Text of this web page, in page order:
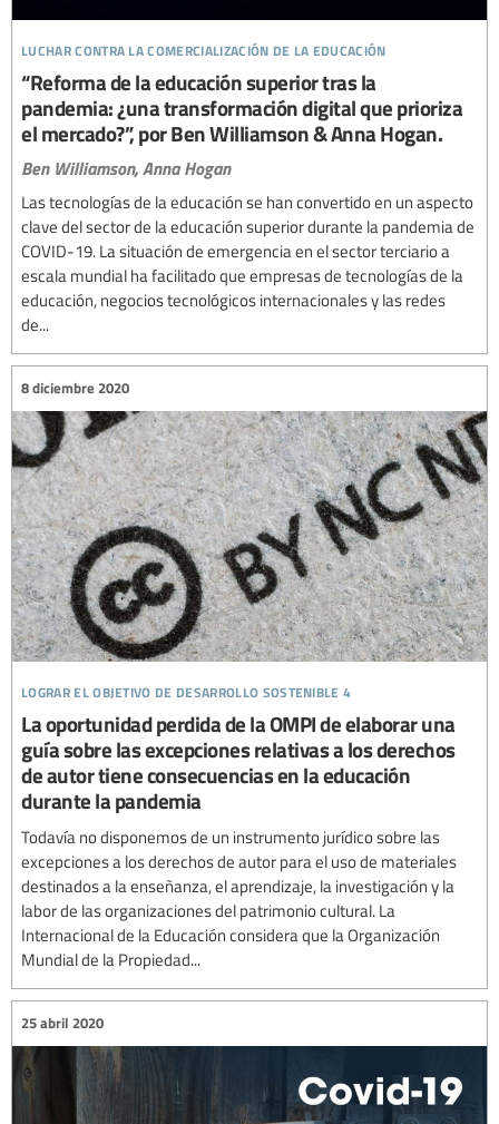
luchar contra la comercialización de la educación
“Reforma de la educación superior tras la
pandemia: ¿una transformación digital que prioriza
el mercado?”, por Ben Williamson & Anna Hogan.
Ben Williamson,Anna Hogan
Las tecnologías de la educación se han convertido en un aspecto
clave del sector de la educación superior durante la pandemia de
COVID-19. La situación de emergencia en el sector terciario a
escala mundial ha facilitado que empresas de tecnologías de la
educación, negocios tecnológicos internacionales y las redes
de...
lograr el objetivo de desarrollo sostenible 4
8 diciembre 2020
La oportunidad perdida de la OMPI de elaborar una
guía sobre las excepciones relativas a los derechos
de autor tiene consecuencias en la educación
durante la pandemia
Todavía no disponemos de un instrumento jurídico sobre las
excepciones a los derechos de autor para el uso de materiales
destinados a la enseñanza, el aprendizaje, la investigación y la
labor de las organizaciones del patrimonio cultural. La
Internacional de la Educación considera que la Organización
Mundial de la Propiedad...
25 abril 2020